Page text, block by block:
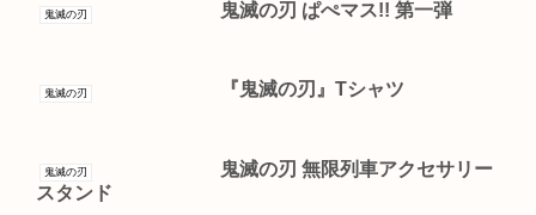
鬼滅の刃 鬼滅の刃 ぱぺマス!! 第一弾
鬼滅の刃 『鬼滅の刃』Tシャツ
鬼滅の刃
鬼滅の刃 無限列車アクセサリー
スタンド